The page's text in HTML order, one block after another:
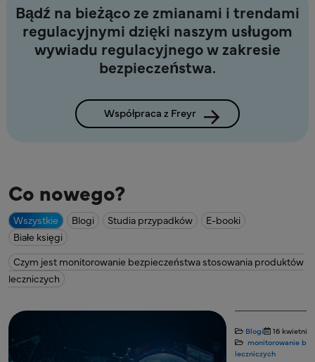
Bądź na bieżąco ze zmianami i trendami
regulacyjnymi dzięki naszym usługom
wywiadu regulacyjnego w zakresie
bezpieczeństwa.
Współpraca z Freyr
Co nowego?
Wszystkie Blogi Studia przypadków
E-booki
Białe księgi
Czym jest monitorowanie bezpieczeństwa stosowania produktów
leczniczych
Blogi
16 kwietnia
monitorowanie
leczniczych